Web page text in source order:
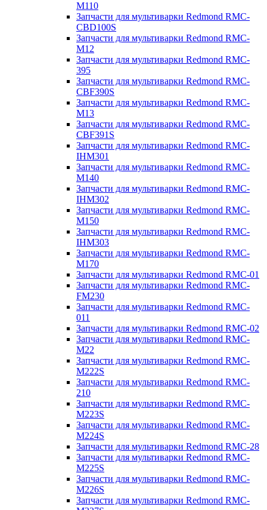
M110
Запчасти для мультиварки Redmond RMC-
CBD100S
Запчасти для мультиварки Redmond RMC-
M12
Запчасти для мультиварки Redmond RMC-
395
Запчасти для мультиварки Redmond RMC-
CBF390S
Запчасти для мультиварки Redmond RMC-
M13
Запчасти для мультиварки Redmond RMC-
CBF391S
Запчасти для мультиварки Redmond RMC-
IHM301
Запчасти для мультиварки Redmond RMC-
M140
Запчасти для мультиварки Redmond RMC-
IHM302
Запчасти для мультиварки Redmond RMC-
M150
Запчасти для мультиварки Redmond RMC-
IHM303
Запчасти для мультиварки Redmond RMC-
M170
Запчасти для мультиварки Redmond RMC-01
Запчасти для мультиварки Redmond RMC-
FM230
Запчасти для мультиварки Redmond RMC-
011
Запчасти для мультиварки Redmond RMC-02
Запчасти для мультиварки Redmond RMC-
M22
Запчасти для мультиварки Redmond RMC-
M222S
Запчасти для мультиварки Redmond RMC-
210
Запчасти для мультиварки Redmond RMC-
M223S
Запчасти для мультиварки Redmond RMC-
M224S
Запчасти для мультиварки Redmond RMC-28
Запчасти для мультиварки Redmond RMC-
M225S
Запчасти для мультиварки Redmond RMC-
M226S
Запчасти для мультиварки Redmond RMC-